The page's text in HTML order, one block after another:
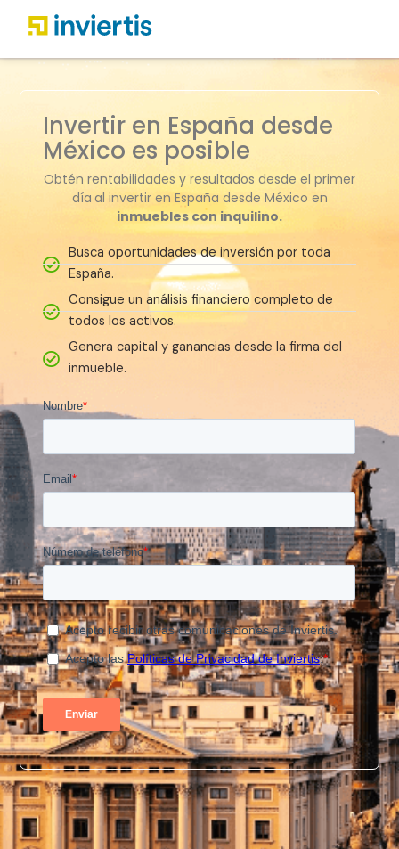
Invertir en España desde
México es posible
Obtén rentabilidades y resultados desde el primer
día al invertir en España desde México en
inmuebles con inquilino.
Busca oportunidades de inversión por toda
España.
Consigue un análisis financiero completo de
todos los activos.
Genera capital y ganancias desde la firma del
inmueble.